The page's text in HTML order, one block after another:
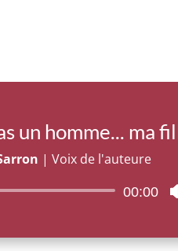
un homme... ma
| Voix de l'auteure
Lecteur
00:00